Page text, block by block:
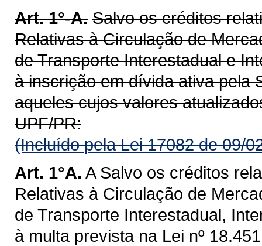
Art. 1°-A. Salvo os créditos
Relativas à Circulação de
de Transporte Interestadual e
à inscrição em dívida ativa pela
aqueles cujos valores
UPF/PR:
(Incluído pela Lei 17082 de 09/
Art. 1°A. A Salvo os créditos
Relativas à Circulação de
de Transporte Interestadual,
à multa prevista na Lei nº